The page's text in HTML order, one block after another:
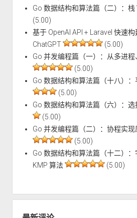
Go 数据结构和算法篇（二）：栈
(5.00)
基于 OpenAI API + Laravel 快速
ChatGPT
(5.00)
Go 并发编程篇（一）：从多进
(5.00)
Go 数据结构和算法篇（十八）：
(5.00)
Go 数据结构和算法篇（六）：选
(5.00)
Go 并发编程篇（二）：协程实现
(5.00)
Go 数据结构和算法篇（十二）：
KMP 算法
(5.00)